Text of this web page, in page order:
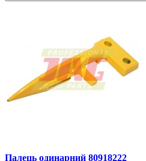
Палець одинарний 80918222